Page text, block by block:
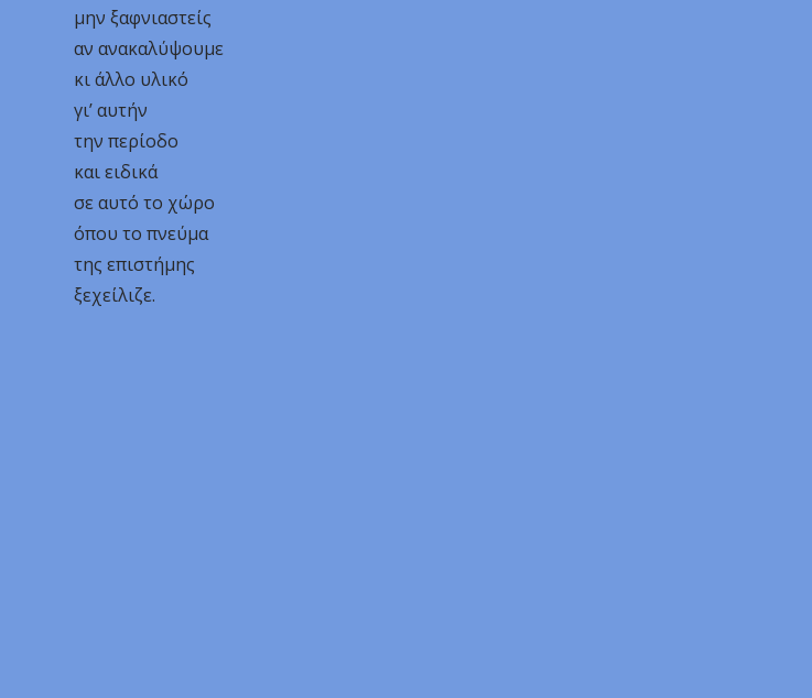
μην ξαφνιαστείς
αν ανακαλύψουμε
κι άλλο υλικό
γι’ αυτήν
την περίοδο
και ειδικά
σε αυτό το χώρο
όπου το πνεύμα
της επιστήμης
ξεχείλιζε.